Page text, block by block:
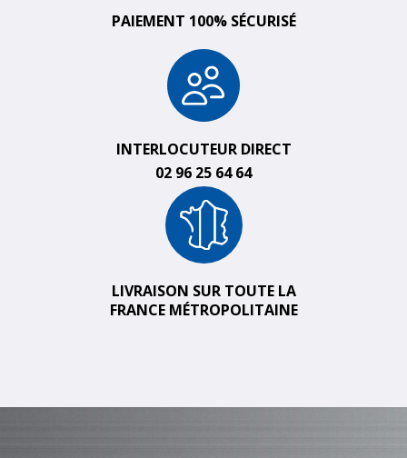
PAIEMENT 100% SÉCURISÉ
INTERLOCUTEUR DIRECT
02 96 25 64 64
LIVRAISON SUR TOUTE LA
FRANCE MÉTROPOLITAINE